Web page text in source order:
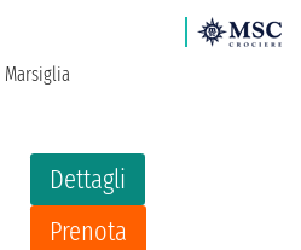
Dettagli
Prenota
Marsiglia